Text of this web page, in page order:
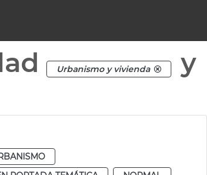
Urbanismo y vivienda
y